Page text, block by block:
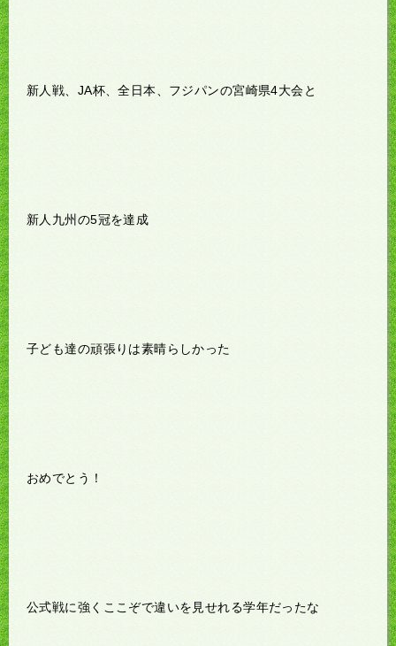
新人戦、JA杯、全日本、フジパンの宮崎県4大会と
新人九州の5冠を達成
子ども達の頑張りは素晴らしかった
おめでとう！
公式戦に強くここぞで違いを見せれる学年だったな